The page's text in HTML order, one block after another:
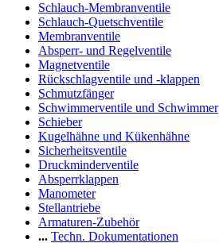
Schlauch-Membranventile
Schlauch-Quetschventile
Membranventile
Absperr- und Regelventile
Magnetventile
Rückschlagventile und -klappen
Schmutzfänger
Schwimmerventile und Schwimmer
Schieber
Kugelhähne und Kükenhähne
Sicherheitsventile
Druckminderventile
Absperrklappen
Manometer
Stellantriebe
Armaturen-Zubehör
... Techn. Dokumentationen